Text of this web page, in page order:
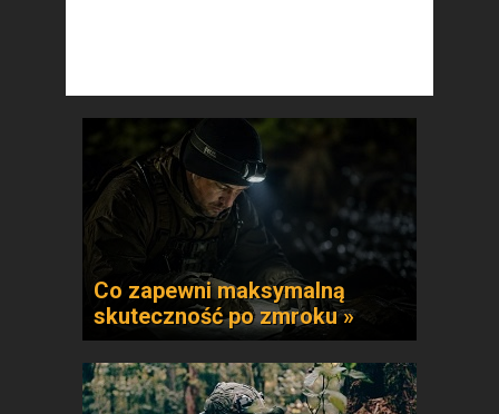
Co zapewni maksymalną
skuteczność po zmroku »